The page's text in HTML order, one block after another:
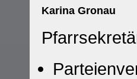
Karina Gronau